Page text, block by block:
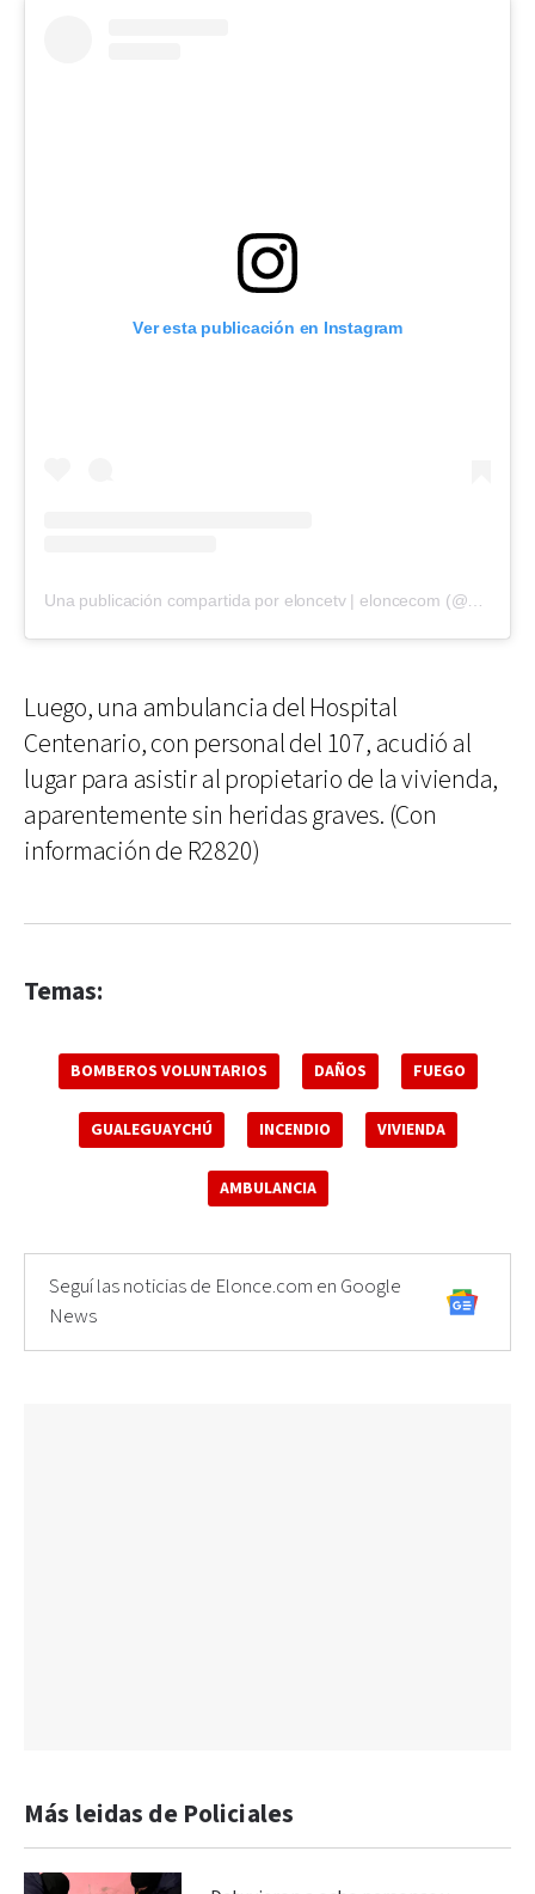
Ver esta publicación en Instagram
Luego, una ambulancia del Hospital
Centenario, con personal del 107, acudió al
lugar para asistir al propietario de la vivienda,
aparentemente sin heridas graves. (Con
información de R2820)
Temas:
BOMBEROS VOLUNTARIOS DAÑOS FUEGO
GUALEGUAYCHÚ INCENDIO VIVIENDA
AMBULANCIA
Seguí las noticias de Elonce.com en Google
News
Más leidas de Policiales